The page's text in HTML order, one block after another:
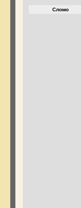
Сломо